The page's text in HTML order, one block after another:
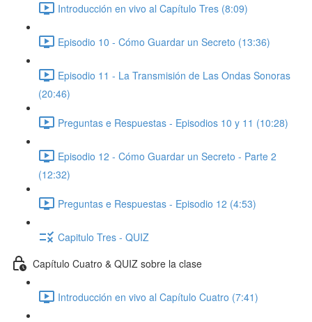
Introducción en vivo al Capítulo Tres (8:09)
Episodio 10 - Cómo Guardar un Secreto (13:36)
Episodio 11 - La Transmisión de Las Ondas Sonoras
(20:46)
Preguntas e Respuestas - Episodios 10 y 11 (10:28)
Episodio 12 - Cómo Guardar un Secreto - Parte 2
(12:32)
Preguntas e Respuestas - Episodio 12 (4:53)
Capitulo Tres - QUIZ
Capítulo Cuatro & QUIZ sobre la clase
Introducción en vivo al Capítulo Cuatro (7:41)